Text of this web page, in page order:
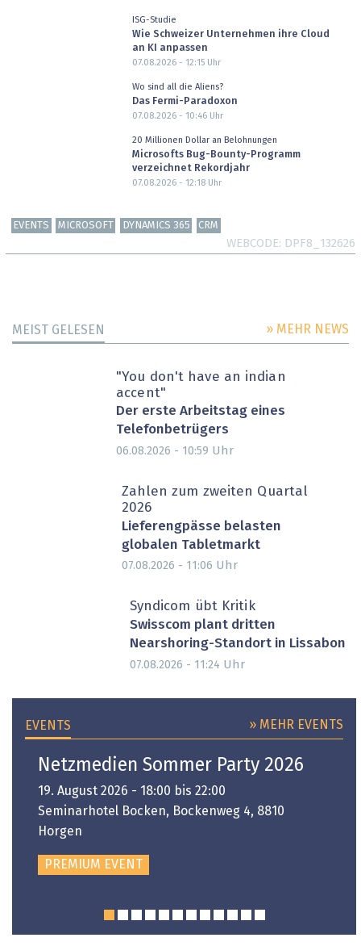
ISG-Studie
Wie Schweizer Unternehmen ihre Cloud
an KI anpassen
07.08.2026 - 12:15Uhr
Wo sind all die Aliens?
Das Fermi-Paradoxon
07.08.2026 - 10:46Uhr
20 Millionen Dollar an Belohnungen
Microsofts Bug-Bounty-Programm
verzeichnet Rekordjahr
07.08.2026 - 12:18Uhr
EVENTS MICROSOFT DYNAMICS 365 CRM
WEBCODE DPF8_132626
MEIST GELESEN » MEHR NEWS
"You don't have an indian
accent"
Der erste Arbeitstag eines
Telefonbetrügers
06.08.2026 - 10:59 Uhr
Zahlen zum zweiten Quartal
2026
Lieferengpässe belasten
globalen Tabletmarkt
07.08.2026 - 11:06 Uhr
Syndicom übt Kritik
Swisscom plant dritten
Nearshoring-Standort in Lissabon
07.08.2026 - 11:24 Uhr
EVENTS » MEHR EVENTS
Netzmedien Sommer Party 2026
19. August 2026 - 18:00 bis 22:00
Seminarhotel Bocken, Bockenweg 4, 8810
Horgen
PREMIUM EVENT